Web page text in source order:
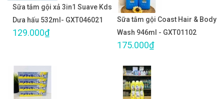
Sữa tắm gội xả 3in1 Suave Kds
Dưa hấu 532ml- GXT046021
129.000₫
Sữa tắm gội Coast Hair & Body
Wash 946ml - GXT01102
175.000₫